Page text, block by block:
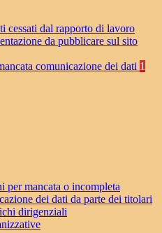
cessati dal rapporto di lavoro
da pubblicare sul sito
comunicazione dei dati 1
per mancata o incompleta
dei dati da parte dei titolari
dirigenziali